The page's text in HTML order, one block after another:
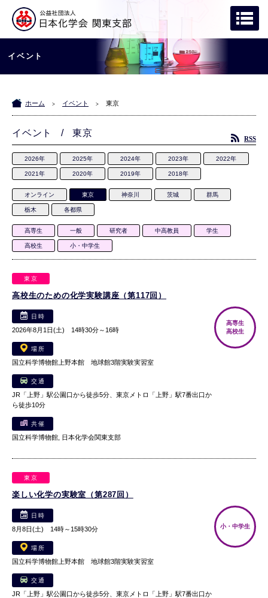
イベント
ホーム > イベント > 東京
イベント / 東京
RSS
2026年 2025年 2024年 2023年 2022年
2021年 2020年 2019年 2018年
オンライン 東京 神奈川 茨城 群馬
栃木 各都県
高専生 一般 研究者 中高教員 学生
高校生 小・中学生
東京
高校生のための化学実験講座（第117回）
日時
2026年8月1日(土) 14時30分～16時
場所
国立科学博物館上野本館 地球館3階実験実習室
交通
JR「上野」駅公園口から徒歩5分、東京メトロ「上野」駅7番出口か
ら徒歩10分
共催
国立科学博物館, 日本化学会関東支部
高専生
高校生
東京
楽しい化学の実験室（第287回）
日時
8月8日(土) 14時～15時30分
場所
国立科学博物館上野本館 地球館3階実験実習室
交通
JR「上野」駅公園口から徒歩5分、東京メトロ「上野」駅7番出口か
小・中学生